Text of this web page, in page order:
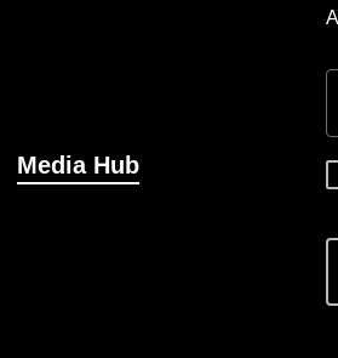
Media Hub